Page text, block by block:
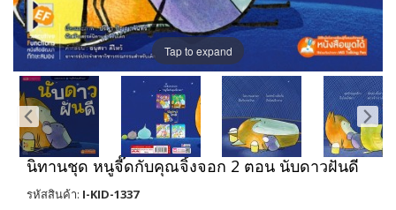
Tap to expand
นิทานชุด หนูจี๊ดกับคุณจิ้งจอก 2 ตอน นับดาวฝันดี
รหัสสินค้า: I-KID-1337